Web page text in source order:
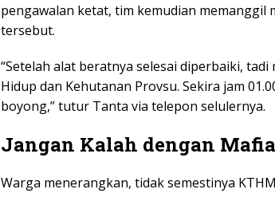
pengawalan ketat, tim kemudian
tersebut.
“Setelah alat beratnya selesai diperbaiki,
Hidup dan Kehutanan Provsu. Sekira jam
boyong,” tutur Tanta via telepon selulernya.
Jangan Kalah dengan Mafia
Warga menerangkan, tidak semestinya